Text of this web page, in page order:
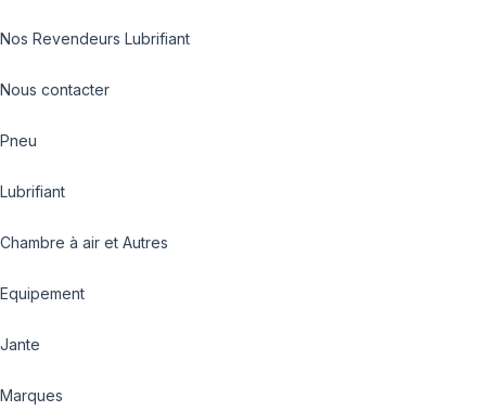
Nos Revendeurs Lubrifiant
Nous contacter
Pneu
Lubrifiant
Chambre à air et Autres
Equipement
Jante
Marques